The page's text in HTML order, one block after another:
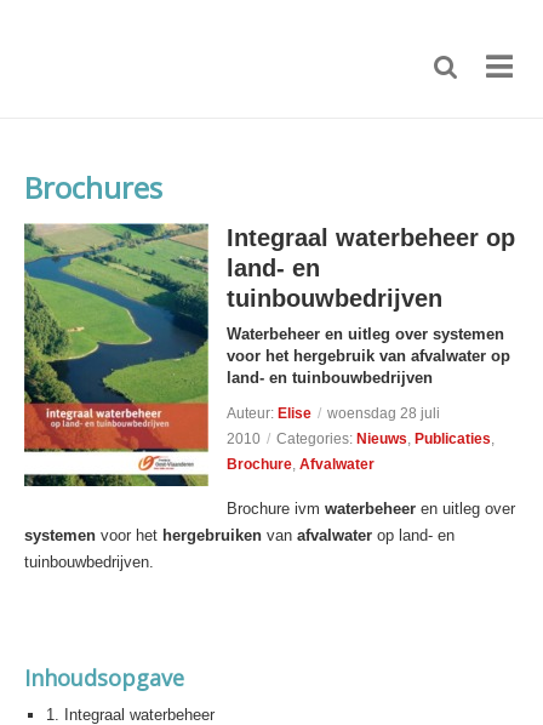
Brochures
Integraal waterbeheer op
land- en
tuinbouwbedrijven
Waterbeheer en uitleg over systemen
voor het hergebruik van afvalwater op
land- en tuinbouwbedrijven
Auteur: Elise / woensdag 28 juli
2010 / Categories: Nieuws, Publicaties,
Brochure, Afvalwater
Brochure ivm waterbeheer en uitleg over
systemen voor het hergebruiken van afvalwater op land- en
tuinbouwbedrijven.
Inhoudsopgave
1. Integraal waterbeheer